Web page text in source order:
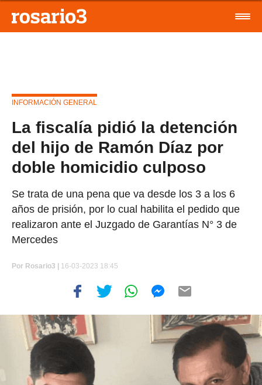
INFORMACIÓN GENERAL
La fiscalía pidió la detención
del hijo de Ramón Díaz por
doble homicidio culposo
Se trata de una pena que va desde los 3 a los 6
años de prisión, por lo cual habilita el pedido que
realizaron ante el Juzgado de Garantías N° 3 de
Mercedes
Por Rosario3 | 16-03-2023 18:45